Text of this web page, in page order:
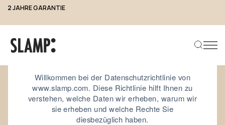
2 JAHRE GARANTIE
Produkt suchen
Datenschutzerklärung von
Willkommen bei der Datenschutzrichtlinie von
www.slamp.com. Diese Richtlinie hilft Ihnen zu
verstehen, welche Daten wir erheben, warum wir
sie erheben und welche Rechte Sie
diesbezüglich haben.